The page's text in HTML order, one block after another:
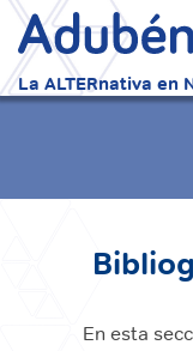
La ALTERnativa en
En esta